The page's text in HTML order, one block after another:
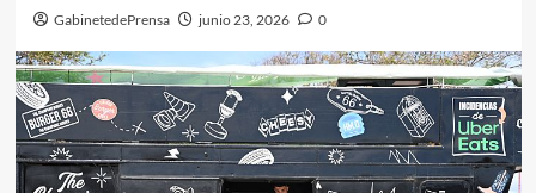
GabinetedePrensa junio 23, 2026 0